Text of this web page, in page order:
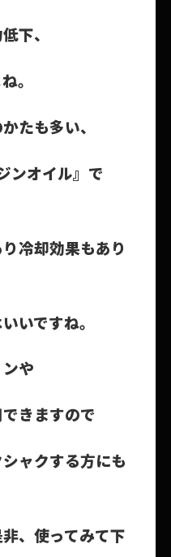
下、
。
たも多い、
ンオイル』で
冷却効果もあり
いですね。
や
きますので
ャクする方にも
、使ってみて下